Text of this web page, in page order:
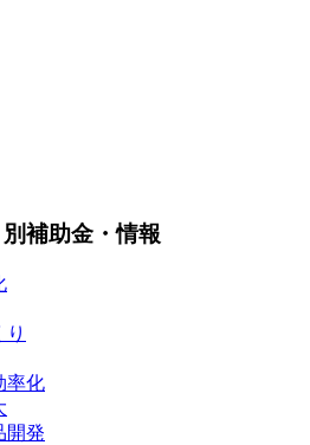
補助金・情報
率化
開発